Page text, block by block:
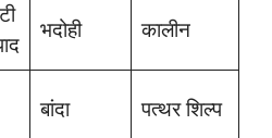
भदोही कालीन
बांदा पत्थर शिल्प